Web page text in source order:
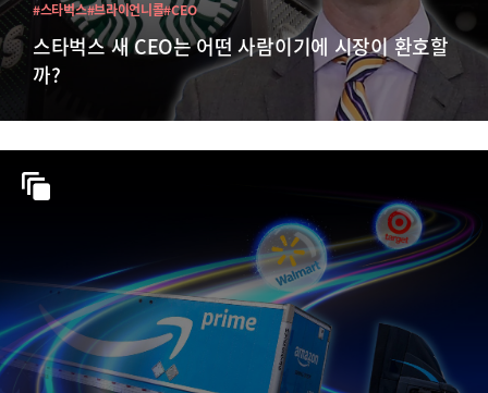
스타벅스 새 CEO는 어떤 사람이기에 시장이 환호할
까?
#스타벅스#브라이언니콜#CEO